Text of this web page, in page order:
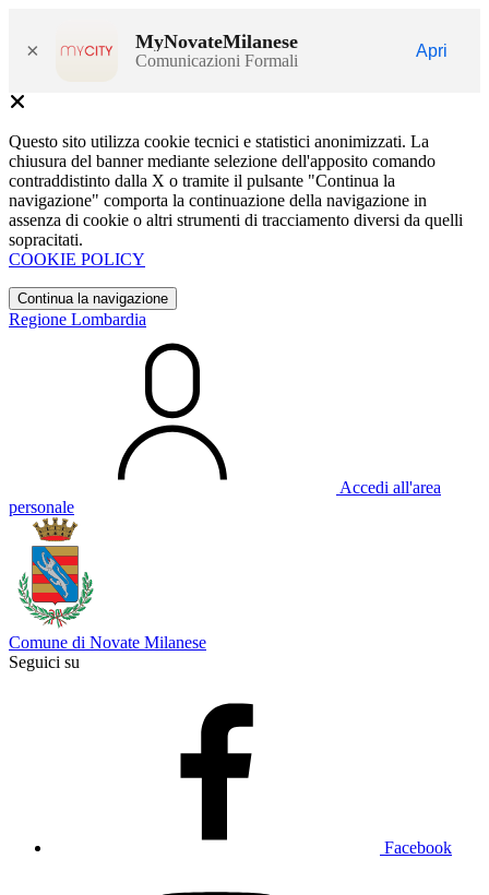
× MyNovateMilanese
Comunicazioni Formali
Apri
Questo sito utilizza cookie tecnici e statistici anonimizzati. La
chiusura del banner mediante selezione dell'apposito comando
contraddistinto dalla X o tramite il pulsante "Continua la
navigazione" comporta la continuazione della navigazione in
assenza di cookie o altri strumenti di tracciamento diversi da quelli
sopracitati.
COOKIE POLICY
Continua la navigazione
Regione Lombardia
Accedi all'area
personale
Comune di Novate Milanese
Seguici su
Facebook